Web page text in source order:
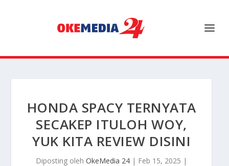
HONDA SPACY TERNYATA
SECAKEP ITULOH WOY,
YUK KITA REVIEW DISINI
Diposting oleh OkeMedia 24 | Feb 15, 2025 |